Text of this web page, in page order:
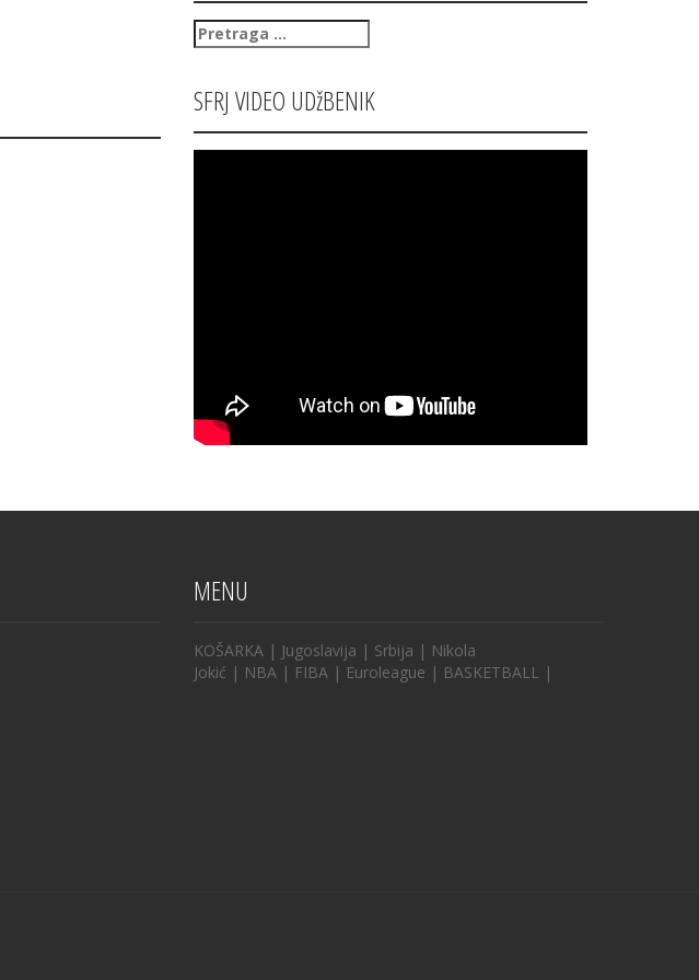
Pretraga
za:
SFRJ VIDEO UDžBENIK
MENU
KOŠARKA | Jugoslavija | Srbija | Nikola
Jokić | NBA | FIBA | Euroleague | BASKETBALL |